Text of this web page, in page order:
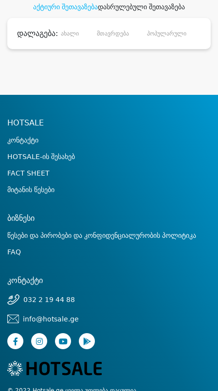
აქტიური შეთავაზებადასრულებული შეთავაზება
დალაგება: ახალი მთავრდება პოპულარული
HOTSALE
კონტაქტი
HOTSALE-ის შესახებ
FACT SHEET
მიტანის წესები
ბიზნესი
წესები და პირობები და კონფიდენციალურობის პოლიტიკა
FAQ
კონტაქტი
032 2 19 44 88
info@hotsale.ge